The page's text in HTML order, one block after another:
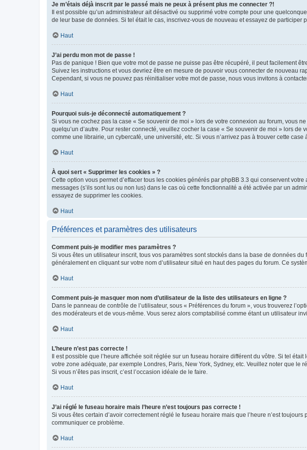
Je m’étais déjà inscrit par le passé mais ne peux à présent plus me connecter ?!
Il est possible qu’un administrateur ait désactivé ou supprimé votre compte pour une
de leur base de données. Si tel était le cas, inscrivez-vous de nouveau et essayez de participer
Haut
J’ai perdu mon mot de passe !
Pas de panique ! Bien que votre mot de passe ne puisse pas être récupéré, il peut facilement
Suivez les instructions et vous devriez être en mesure de pouvoir vous connecter de nouveau
Cependant, si vous ne pouvez pas réinitialiser votre mot de passe, nous vous invitons à
Haut
Pourquoi suis-je déconnecté automatiquement ?
Si vous ne cochez pas la case « Se souvenir de moi » lors de votre connexion au forum, vous
quelqu’un d’autre. Pour rester connecté, veuillez cocher la case « Se souvenir de moi » lors
comme une librairie, un cybercafé, une université, etc. Si vous n’arrivez pas à trouver cette
Haut
À quoi sert « Supprimer les cookies » ?
Cette option vous permet d’effacer tous les cookies générés par phpBB 3.3 qui conservent
messages (s’ils sont lus ou non lus) dans le cas où cette fonctionnalité a été activée par un
essayez de supprimer les cookies.
Haut
Préférences et paramètres des utilisateurs
Comment puis-je modifier mes paramètres ?
Si vous êtes un utilisateur inscrit, tous vos paramètres sont stockés dans la base de données
généralement en cliquant sur votre nom d’utilisateur situé en haut des pages du forum. Ce
Haut
Comment puis-je masquer mon nom d’utilisateur de la liste des utilisateurs en ligne ?
Dans le panneau de contrôle de l’utilisateur, sous « Préférences du forum », vous trouverez
des modérateurs et de vous-même. Vous serez alors comptabilisé comme étant un utilisateur
Haut
L’heure n’est pas correcte !
Il est possible que l’heure affichée soit réglée sur un fuseau horaire différent du vôtre. Si tel
votre zone adéquate, par exemple Londres, Paris, New York, Sydney, etc. Veuillez noter que le
Si vous n’êtes pas inscrit, c’est l’occasion idéale de le faire.
Haut
J’ai réglé le fuseau horaire mais l’heure n’est toujours pas correcte !
Si vous êtes certain d’avoir correctement réglé le fuseau horaire mais que l’heure n’est
communiquer ce problème.
Haut